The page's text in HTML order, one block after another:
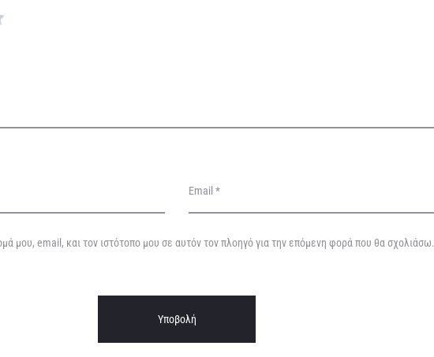
Email *
μου, email, και τον ιστότοπο μου σε αυτόν τον πλοηγό για την επόμενη φορά που θα σχολιάσω.